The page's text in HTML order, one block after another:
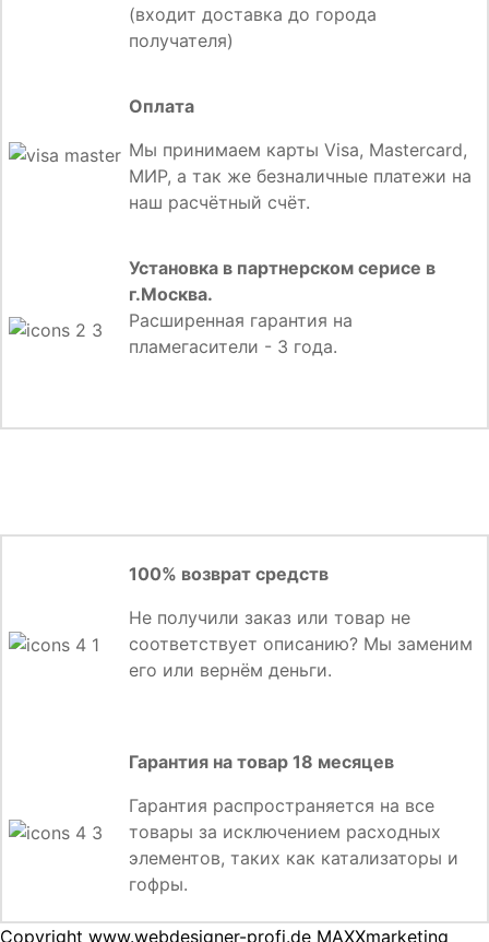
(входит доставка до города
получателя)
Оплата
Мы принимаем карты Visa, Mastercard,
МИР, а так же безналичные платежи на
наш расчётный счёт.
Установка в партнерском серисе в
г.Москва.
Расширенная гарантия на
пламегасители - 3 года.
100% возврат средств
Не получили заказ или товар не
соответствует описанию? Мы заменим
его или вернём деньги.
Гарантия на товар 18 месяцев
Гарантия распространяется на все
товары за исключением расходных
элементов, таких как катализаторы и
гофры.
Copyright www.webdesigner-profi.de MAXXmarketing